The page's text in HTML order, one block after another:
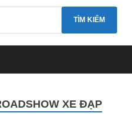
XE ĐẠP